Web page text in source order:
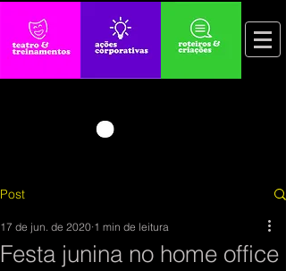
Post
Festa junina no home office
17 de jun. de 2020 1 min de leitura